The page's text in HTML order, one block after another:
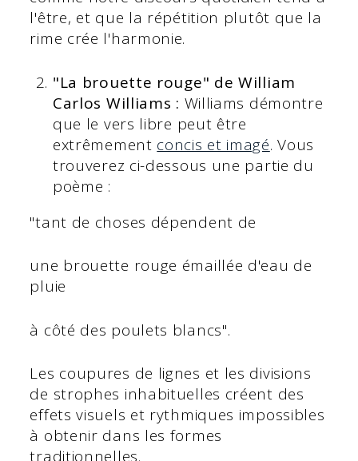
l'être, et que la répétition plutôt que la
rime crée l'harmonie.
"La brouette rouge" de William
Carlos Williams : Williams démontre
que le vers libre peut être
extrêmement concis et imagé. Vous
trouverez ci-dessous une partie du
poème :
"tant de choses dépendent de
une brouette rouge émaillée d'eau de
pluie
à côté des poulets blancs".
Les coupures de lignes et les divisions
de strophes inhabituelles créent des
effets visuels et rythmiques impossibles
à obtenir dans les formes
traditionnelles.